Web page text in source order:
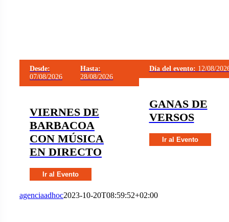
Desde:
07/08/2026
Hasta:
28/08/2026
VIERNES DE
BARBACOA
CON MÚSICA
EN DIRECTO
Ir al Evento
Día del evento: 12/08/
GANAS DE
VERSOS
Ir al Evento
agenciaadhoc2023-10-20T08:59:52+02:00